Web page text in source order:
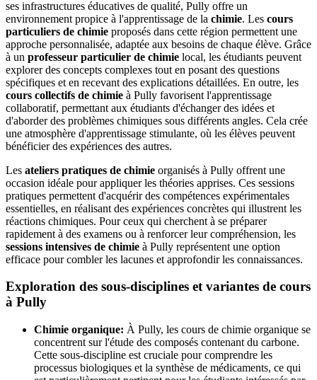
ses infrastructures éducatives de qualité, Pully offre un
environnement propice à l'apprentissage de la chimie. Les cours
particuliers de chimie proposés dans cette région permettent une
approche personnalisée, adaptée aux besoins de chaque élève. Grâce
à un professeur particulier de chimie local, les étudiants peuvent
explorer des concepts complexes tout en posant des questions
spécifiques et en recevant des explications détaillées. En outre, les
cours collectifs de chimie à Pully favorisent l'apprentissage
collaboratif, permettant aux étudiants d'échanger des idées et
d'aborder des problèmes chimiques sous différents angles. Cela crée
une atmosphère d'apprentissage stimulante, où les élèves peuvent
bénéficier des expériences des autres.
Les ateliers pratiques de chimie organisés à Pully offrent une
occasion idéale pour appliquer les théories apprises. Ces sessions
pratiques permettent d'acquérir des compétences expérimentales
essentielles, en réalisant des expériences concrètes qui illustrent les
réactions chimiques. Pour ceux qui cherchent à se préparer
rapidement à des examens ou à renforcer leur compréhension, les
sessions intensives de chimie à Pully représentent une option
efficace pour combler les lacunes et approfondir les connaissances.
Exploration des sous-disciplines et variantes de cours
à Pully
Chimie organique: À Pully, les cours de chimie organique se
concentrent sur l'étude des composés contenant du carbone.
Cette sous-discipline est cruciale pour comprendre les
processus biologiques et la synthèse de médicaments, ce qui